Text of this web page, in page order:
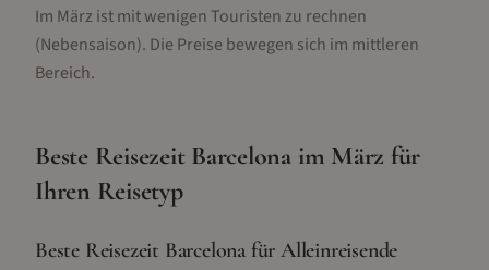
Im März ist mit wenigen Touristen zu rechnen
(Nebensaison). Die Preise bewegen sich im mittleren
Bereich.
Beste Reisezeit Barcelona im März für
Ihren Reisetyp
Beste Reisezeit Barcelona für Alleinreisende